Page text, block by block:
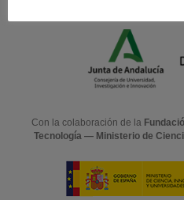
Con la colaboración de la
Tecnología — Ministerio de